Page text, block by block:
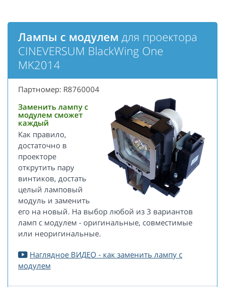
Лампы с модулем для проектора
CINEVERSUM BlackWing One
MK2014
Партномер: R8760004
Заменить лампу с
модулем сможет
каждый
Как правило,
достаточно в
проекторе
открутить пару
винтиков, достать
целый ламповый
модуль и заменить
его на новый. На выбор любой из 3 вариантов
ламп с модулем - оригинальные, совместимые
или неоригинальные.
Наглядное ВИДЕО - как заменить лампу с
модулем